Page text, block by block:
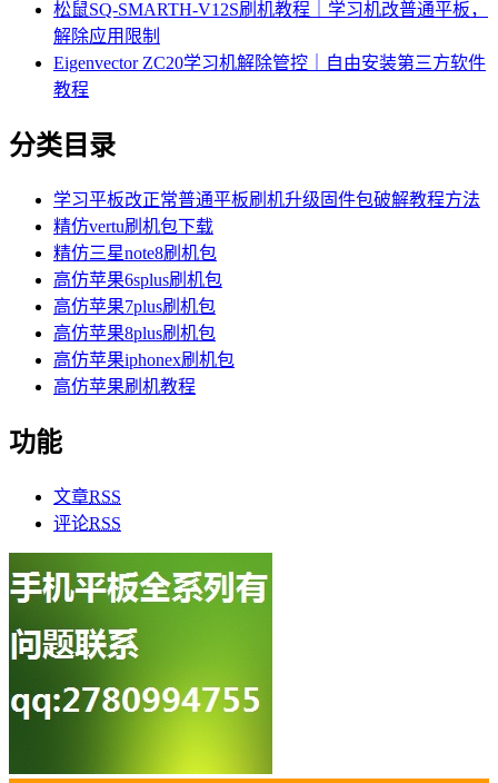
松鼠SQ-SMARTH-V12S刷机教程｜学习机改普通平板，
解除应用限制
Eigenvector ZC20学习机解除管控｜自由安装第三方软件
教程
分类目录
学习平板改正常普通平板刷机升级固件包破解教程方法
精仿vertu刷机包下载
精仿三星note8刷机包
高仿苹果6splus刷机包
高仿苹果7plus刷机包
高仿苹果8plus刷机包
高仿苹果iphonex刷机包
高仿苹果刷机教程
功能
文章RSS
评论RSS